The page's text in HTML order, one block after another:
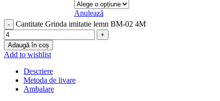
Anulează
Cantitate Grinda imitatie lemn BM-02 4M
Adaugă în coș
Add to wishlist
Descriere
Metoda de livare
Ambalare